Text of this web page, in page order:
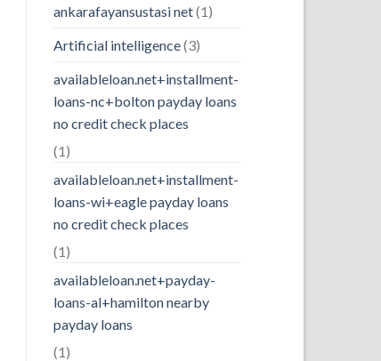
ankarafayansustasi net(1)
Artificial intelligence(3)
availableloan.net+installment-
loans-nc+bolton payday loans
no credit check places
(1)
availableloan.net+installment-
loans-wi+eagle payday loans
no credit check places
(1)
availableloan.net+payday-
loans-al+hamilton nearby
payday loans
(1)